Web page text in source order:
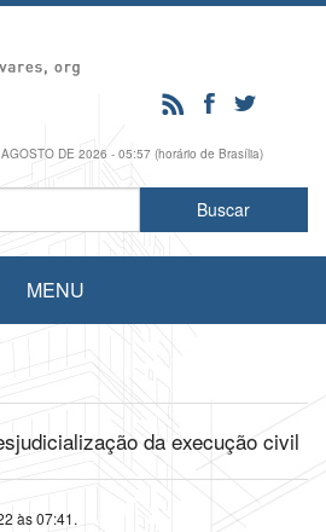
DE 2026 - 05:57 (horário de Brasília)
MENU
da execução civil
às 07:41.